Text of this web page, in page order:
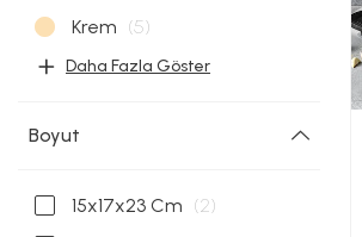
Krem (5)
Daha Fazla Göster
Boyut
15x17x23 Cm (2)